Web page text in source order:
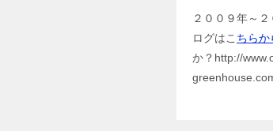
２００９年～
ログはこ ちらか
か？http://